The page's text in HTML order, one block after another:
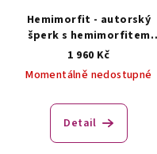
Hemimorfit - autorský
šperk s hemimorfitem
AUTORSKÁ TVORBA ŠPERKŮ
Z MINERÁLŮ
1 960 Kč
Momentálně nedostupné
Detail